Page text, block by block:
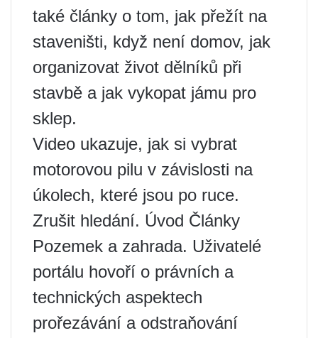
také články o tom, jak přežít na
staveništi, když není domov, jak
organizovat život dělníků při
stavbě a jak vykopat jámu pro
sklep.
Video ukazuje, jak si vybrat
motorovou pilu v závislosti na
úkolech, které jsou po ruce.
Zrušit hledání. Úvod Články
Pozemek a zahrada. Uživatelé
portálu hovoří o právních a
technických aspektech
prořezávání a odstraňování